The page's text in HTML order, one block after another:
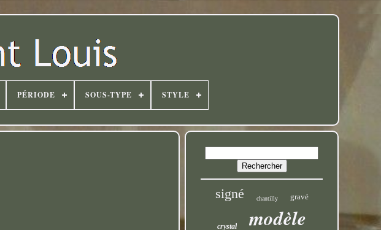
PÉRIODE SOUS-TYPE STYLE
signé chantilly gravé
crystal modèle